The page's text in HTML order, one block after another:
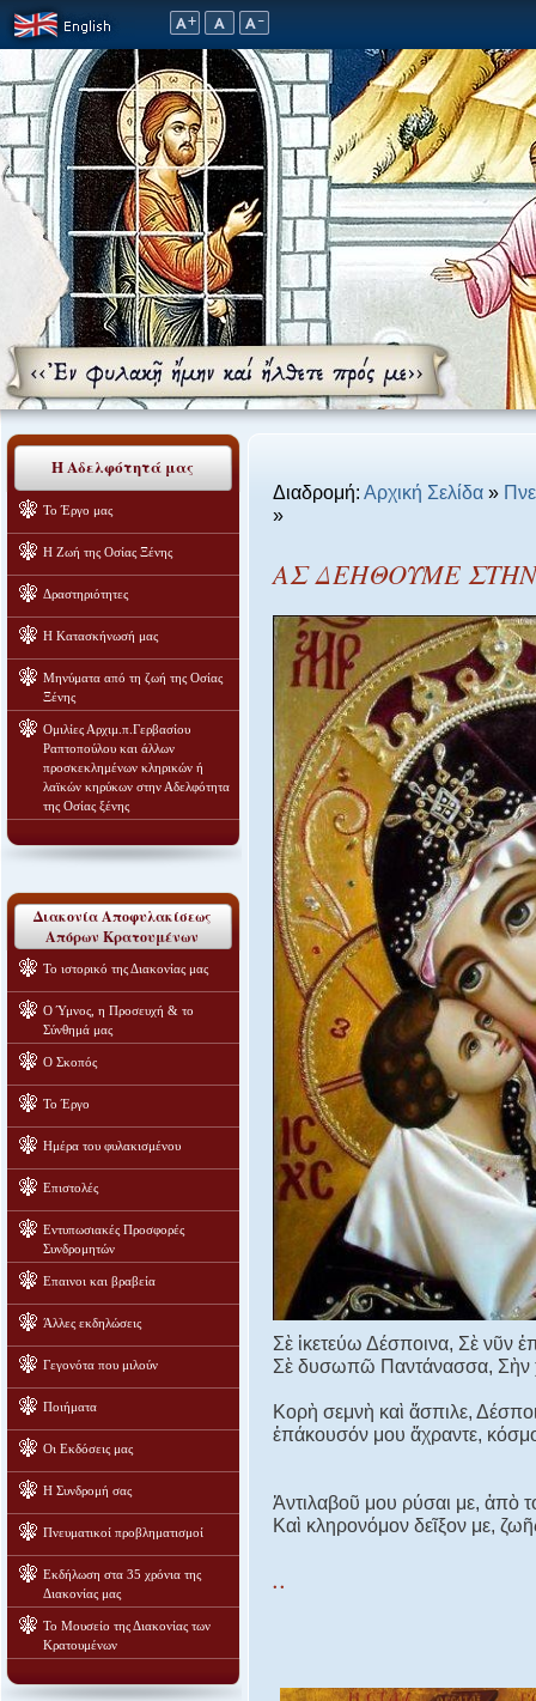
Η Αδελφότητά μας
Το Έργο μας
Η Ζωή της Οσίας Ξένης
Δραστηριότητες
Η Κατασκήνωσή μας
Μηνύματα από τη ζωή της Οσίας
Ξένης
Ομιλίες Αρχιμ.π.Γερβασίου
Ραπτοπούλου και άλλων
προσκεκλημένων κληρικών ή
λαϊκών κηρύκων στην Αδελφότητα
της Οσίας ξένης
Διακονία Αποφυλακίσεως
Απόρων Κρατουμένων
Το ιστορικό της Διακονίας μας
Ο Ύμνος, η Προσευχή & το
Σύνθημά μας
Ο Σκοπός
Το Έργο
Ημέρα του φυλακισμένου
Επιστολές
Εντυπωσιακές Προσφορές
Συνδρομητών
Επαινοι και βραβεία
Άλλες εκδηλώσεις
Γεγονότα που μιλούν
Ποιήματα
Οι Εκδόσεις μας
Η Συνδρομή σας
Πνευματικοί προβληματισμοί
Εκδήλωση στα 35 χρόνια της
Διακονίας μας
Το Μουσείο της Διακονίας των
Κρατουμένων
Διαδρομή: Αρχική Σελίδα »
»
ΑΣ ΔΕΗΘΟΥΜΕ
Σὲ ἱκετεύω Δέσποινα, Σὲ νῦν
Σὲ δυσωπῶ Παντάνασσα, Σὴν
Κορὴ σεμνὴ καὶ ἄσπιλε,
ἐπάκουσόν μου ἄχραντε,
Ἀντιλαβοῦ μου ρύσαι με, ἀπὸ
Καὶ κληρονόμον δεῖξον με,
..